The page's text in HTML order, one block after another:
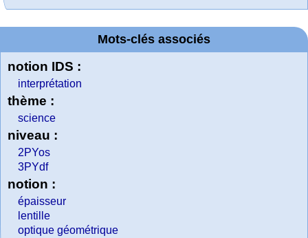
Mots-clés associés
notion IDS :
interprétation
thème :
science
niveau :
2PYos
3PYdf
notion :
épaisseur
lentille
optique géométrique